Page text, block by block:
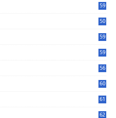
59
50
59
59
56
60
61
62